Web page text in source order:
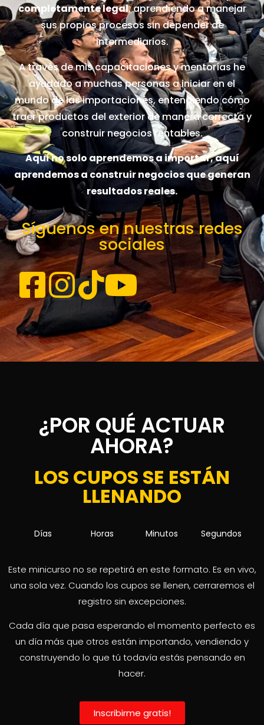
completamente legal, aprendiendo a manejar
sus propios procesos sin depender de
intermediarios.
A través de mis capacitaciones y mentorías he
ayudado a muchas personas a iniciar en el
mundo de las importaciones, entendiendo cómo
traer productos del exterior de manera correcta y
construir negocios rentables.
Aquí no solo aprendemos a importar, aquí
aprendemos a construir negocios que generan
resultados reales.
Síguenos en nuestras redes
sociales
¿POR QUÉ ACTUAR
AHORA?
LOS CUPOS SE ESTÁN
LLENANDO
Días Horas Minutos Segundos
Este minicurso no se repetirá en este formato. Es en vivo,
una sola vez. Cuando los cupos se llenen, cerraremos el
registro sin excepciones.
Cada día que pasa esperando el momento perfecto es
un día más que otros están importando, vendiendo y
construyendo lo que tú todavía estás pensando en
hacer.
Inscribirme gratis!